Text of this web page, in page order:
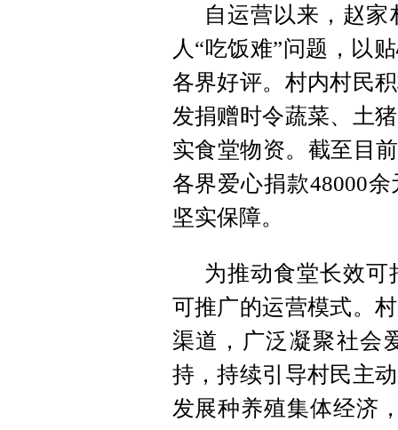
自运营以来，赵
人“吃饭难”问题，以
各界好评。村内村民
发捐赠时令蔬菜、土
实食堂物资。截至目
各界爱心捐款48000
坚实保障。
为推动食堂长效
可推广的运营模式。
渠道，广泛凝聚社会
持，持续引导村民主
发展种养殖集体经济